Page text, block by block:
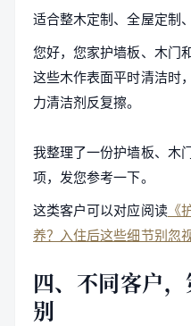
适合整木定制、全屋定制
您好，您家护墙板、木门
这些木作表面平时清洁时
力清洁剂反复擦。
我整理了一份护墙板、木
项，发您参考一下。
这类客户可以对应阅读《
养？入住后这些细节别忽
四、不同客户
别